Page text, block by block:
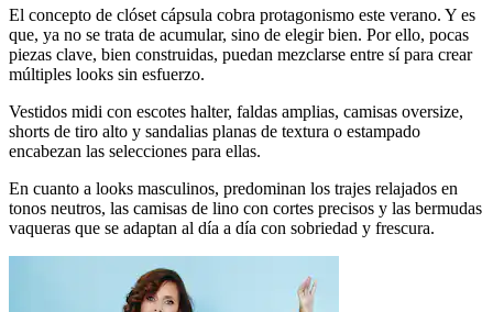
El concepto de clóset cápsula cobra protagonismo este verano. Y es
que, ya no se trata de acumular, sino de elegir bien. Por ello, pocas
piezas clave, bien construidas, puedan mezclarse entre sí para crear
múltiples looks sin esfuerzo.
Vestidos midi con escotes halter, faldas amplias, camisas oversize,
shorts de tiro alto y sandalias planas de textura o estampado
encabezan las selecciones para ellas.
En cuanto a looks masculinos, predominan los trajes relajados en
tonos neutros, las camisas de lino con cortes precisos y las bermudas
vaqueras que se adaptan al día a día con sobriedad y frescura.